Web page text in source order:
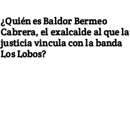
¿Quién es Baldor Bermeo
Cabrera, el exalcalde al que la
justicia vincula con la banda
Los Lobos?